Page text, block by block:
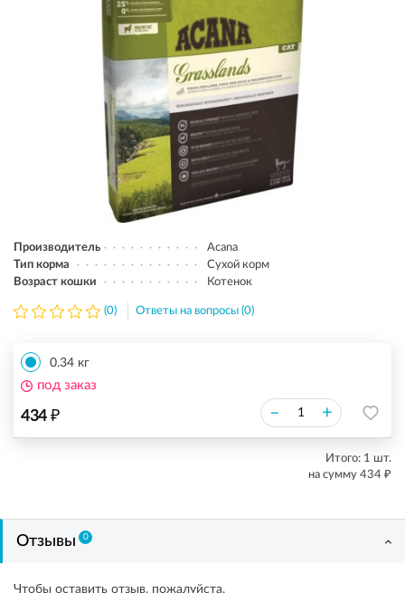
Производитель
Acana
Тип корма
Сухой корм
Возраст кошки
Котенок
(0) Ответы на вопросы (0)
0.34 кг
434 ₽ – +
под заказ
Итого: 1 шт.
на сумму 434 ₽
Отзывы 0
Чтобы оставить отзыв, пожалуйста,